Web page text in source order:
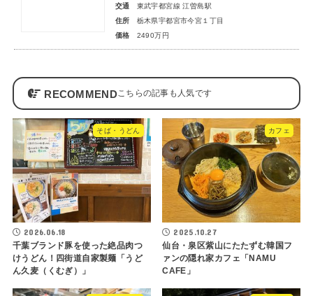
交通
東武宇都宮線 江曽島駅
住所
栃木県宇都宮市今宮１丁目
価格
2490万円
RECOMMEND
そば・うどん
2026.06.18
千葉ブランド豚を使った絶品肉つ
けうどん！四街道自家製麺「うど
ん久麦（くむぎ）」
カフェ
2025.10.27
仙台・泉区紫山にたたずむ韓国フ
ァンの隠れ家カフェ「NAMU
CAFE」